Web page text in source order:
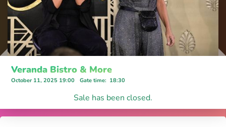
Veranda Bistro & More
October 11, 2025 19:00 Gate time: 18:30
Sale has been closed.